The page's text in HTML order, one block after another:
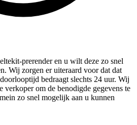
prerender en u wilt deze zo snel
Wij zorgen er uiteraard voor dat dat
bedraagt slechts 24 uur. Wij
verkoper om de benodigde gegevens te
zo snel mogelijk aan u kunnen